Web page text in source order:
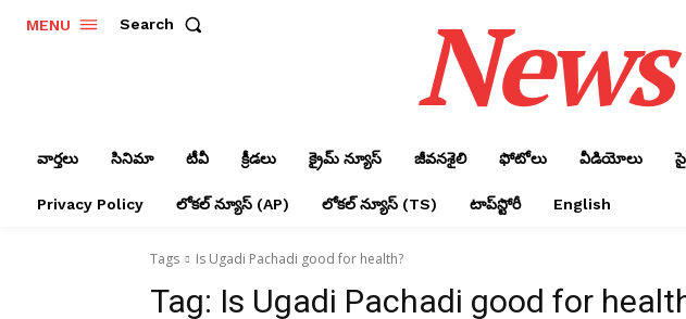
MENU Search
వార్తలు సినిమా టీవీ క్రీడలు క్రైమ్ న్యూస్‌ జీవనశైలి ఫోటోలు వీడియోలు
Privacy Policy లోక‌ల్ న్యూస్‌ (AP) లోక‌ల్ న్యూస్‌ (TS) టాప్‌స్టోరీ English
Tags Is Ugadi Pachadi good for health?
Tag: Is Ugadi Pachadi good for